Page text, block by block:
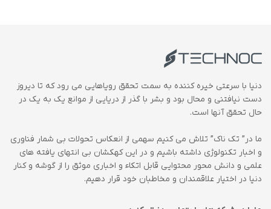
دنیا با سرعتی خیره کننده به سمت تحقق رویاهایی می رود که تا دیروز
دست نیافتنی و محال بود و بشر با گذر از دریایی از موانع یک به یک در
حال تحقق آنها است.
ما در” تک ناک” تلاش می کنیم سهمی از انعکاس تحولات بی شمار فناوری
و اخبار تکنولوژی داشته باشیم و در این کهکشان بی انتهای یافته های
علمی و دانش محور محتوایی قابل اتکاء و اخباری موثق را از گوشه و کنار
دنیا در اختیار علاقمندان و مخاطبان خود قرار دهیم.